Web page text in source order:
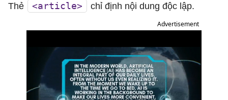
Thẻ <article> chỉ định nội dung độc lập.
Advertisement